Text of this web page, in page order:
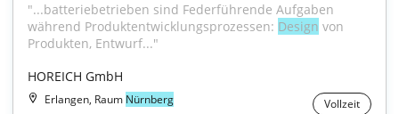
"...batteriebetrieben sind Federführende Aufgaben
während Produktentwicklungsprozessen: Design von
Produkten, Entwurf..."
HOREICH GmbH
Erlangen, Raum Nürnberg Vollzeit